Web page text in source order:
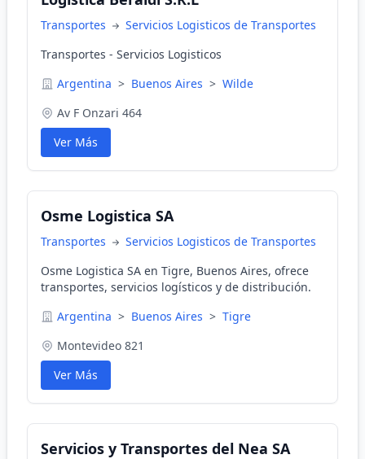
Transportes
Servicios Logisticos de Transportes
Transportes - Servicios Logisticos
Argentina > Buenos Aires > Wilde
Av F Onzari 464
Ver Más
Osme Logistica SA
Transportes
Servicios Logisticos de Transportes
Osme Logistica SA en Tigre, Buenos Aires, ofrece
transportes, servicios logísticos y de distribución.
Argentina > Buenos Aires > Tigre
Montevideo 821
Ver Más
Servicios y Transportes del Nea SA